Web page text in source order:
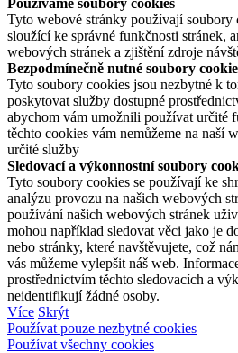
Používáme soubory cookies
Tyto webové stránky používají soubory
sloužící ke správné funkčnosti stránek,
webových stránek a zjištění zdroje
Bezpodmínečně nutné soubory
Tyto soubory cookies jsou nezbytné k
poskytovat služby dostupné
abychom vám umožnili používat určité
těchto cookies vám nemůžeme na naší
určité služby
Sledovací a výkonnostní soubory
Tyto soubory cookies se používají ke
analýzu provozu na našich webových
používání našich webových stránek
mohou například sledovat věci jako je
nebo stránky, které navštěvujete, což
vás můžeme vylepšit náš web.
prostřednictvím těchto sledovacích a
neidentifikují žádné osoby.
Více Skrýt
Používat pouze nezbytné cookies
Používat všechny cookies